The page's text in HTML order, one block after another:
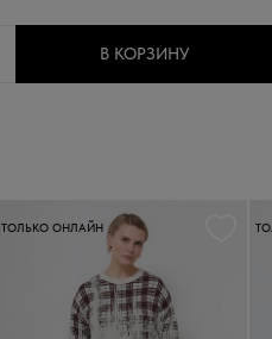
В КОРЗИНУ
ТОЛЬКО ОНЛАЙН